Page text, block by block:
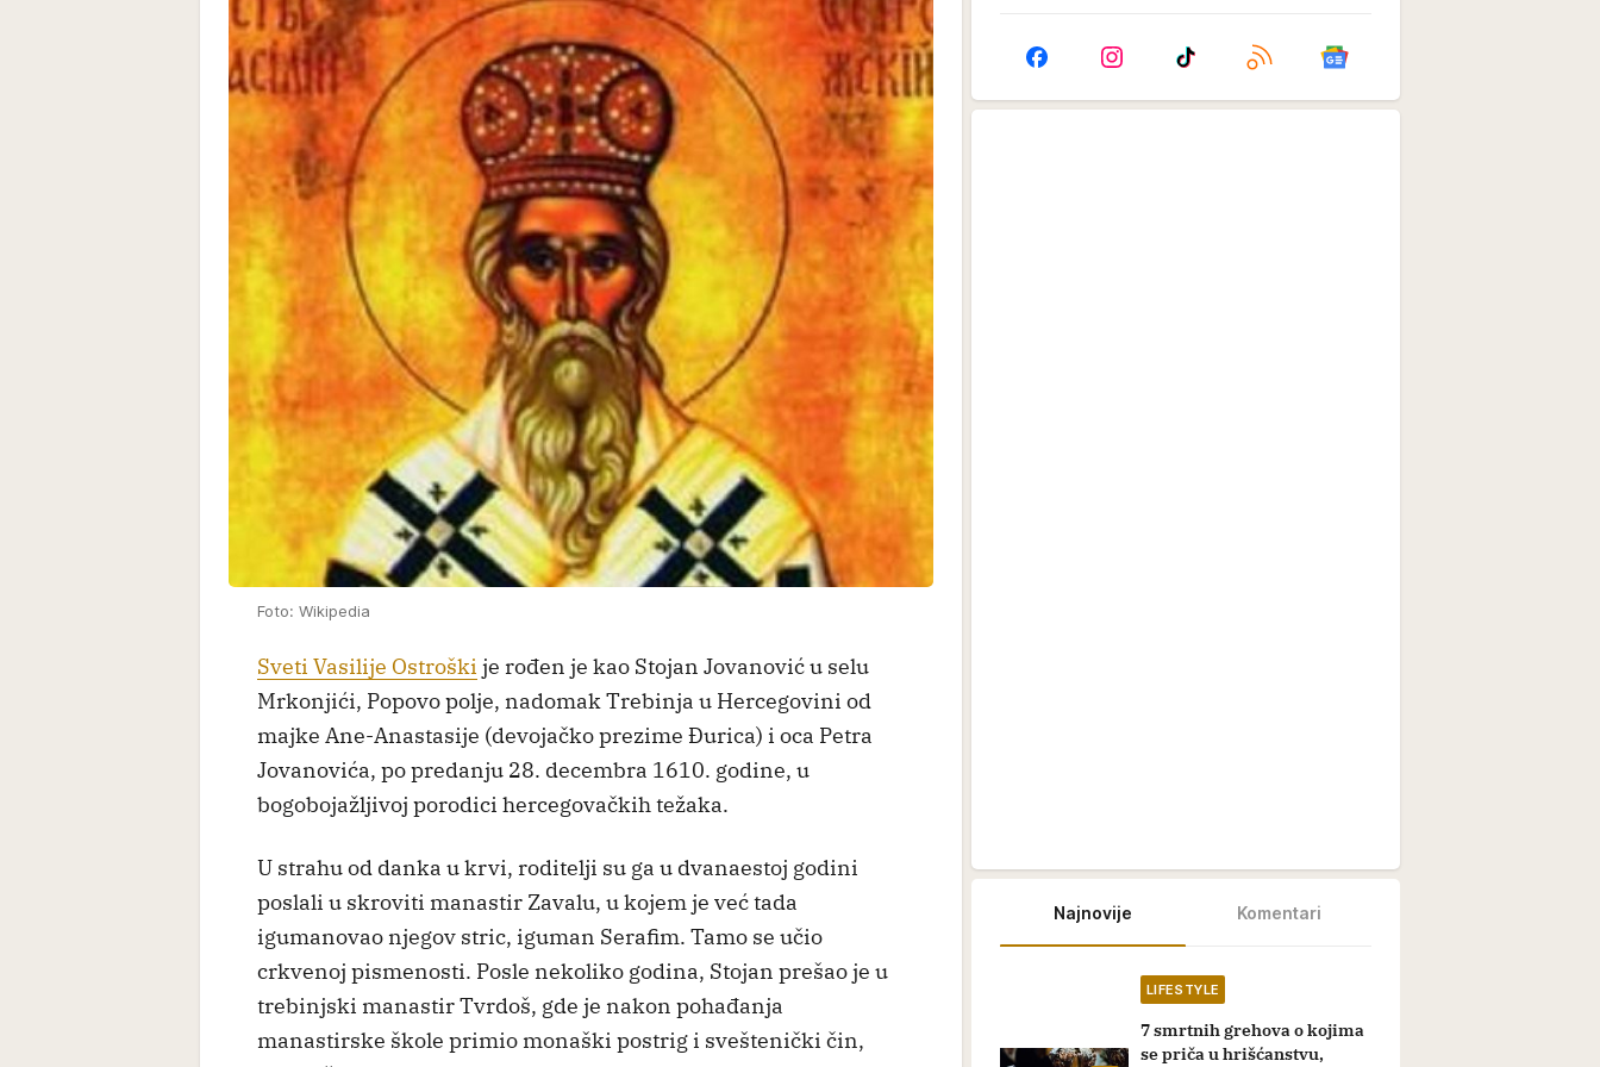
Foto: Wikipedia
Sveti Vasilije Ostroški je rođen je kao Stojan Jovanović u selu
Mrkonjići, Popovo polje, nadomak Trebinja u Hercegovini od
majke Ane-Anastasije (devojačko prezime Đurica) i oca Petra
Jovanovića, po predanju 28. decembra 1610. godine, u
bogobojažljivoj porodici hercegovačkih težaka.
U strahu od danka u krvi, roditelji su ga u dvanaestoj godini
poslali u skroviti manastir Zavalu, u kojem je već tada
igumanovao njegov stric, iguman Serafim. Tamo se učio
crkvenoj pismenosti. Posle nekoliko godina, Stojan prešao je u
trebinjski manastir Tvrdoš, gde je nakon pohađanja
manastirske škole primio monaški postrig i sveštenički čin,
Najnovije Komentari
LIFESTYLE
7 smrtnih grehova o kojima
se priča u hrišćanstvu,